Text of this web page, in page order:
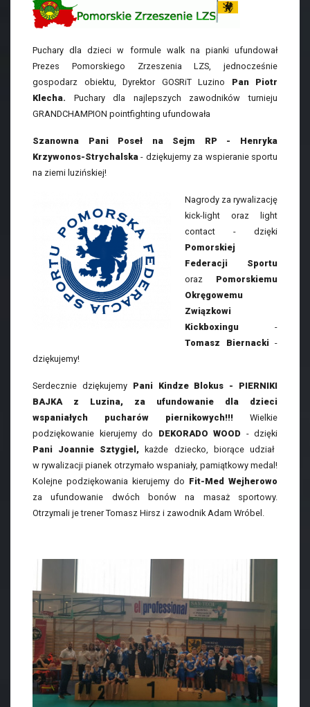
Puchary dla dzieci w formule walk na pianki ufundował
Prezes Pomorskiego Zrzeszenia LZS, jednocześnie
gospodarz obiektu, Dyrektor GOSRiT Luzino Pan Piotr
Klecha. Puchary dla najlepszych zawodników turnieju
GRANDCHAMPION pointfighting ufundowała
Szanowna
Pani Poseł na Sejm RP - Henryka
Krzywonos-Strychalska - dziękujemy za wspieranie sportu
na ziemi luzińskiej!
Nagrody za rywalizację
kick-light oraz light
contact - dzięki
Pomorskiej
Federacji Sportu
oraz Pomorskiemu
Okręgowemu
Związkowi
Kickboxingu -
Tomasz Biernacki-
dziękujemy!
Serdecznie dziękujemy Pani Kindze Blokus - PIERNIKI
BAJKA z Luzina, za ufundowanie dla dzieci
wspaniałych pucharów piernikowych!!! Wielkie
podziękowanie kierujemy do DEKORADO WOOD - dzięki
Pani Joannie Sztygiel,każde dziecko, biorące udział
w rywalizacji pianek otrzymało wspaniały, pamiątkowy medal!
Kolejne podziękowania kierujemy do Fit-Med Wejherowo
za ufundowanie dwóch bonów na masaż sportowy.
Otrzymali je trener Tomasz Hirsz i zawodnik Adam Wróbel.